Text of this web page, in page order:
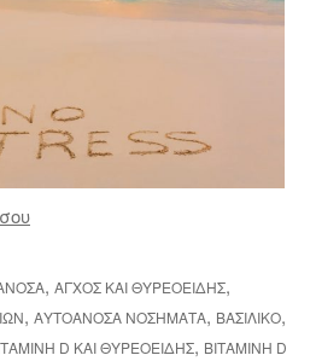
, ΆΓΧΟΣ ΚΑΙ ΘΥΡΕΟΕΙΔΉΣ,
, ΑΥΤΟΆΝΟΣΑ ΝΟΣΉΜΑΤΑ, ΒΑΣΙΛΙΚΌ,
D ΚΑΙ ΘΥΡΕΟΕΙΔΉΣ, ΒΙΤΑΜΊΝΗ D